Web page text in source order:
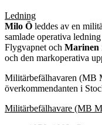
Ledning
Milo Ö leddes av en
samlade operativa
Flygvapnet och Marinen
och den markoperativa
Militärbefälhavaren (MB
överkommendanten i
Militärbefälhavare (MB